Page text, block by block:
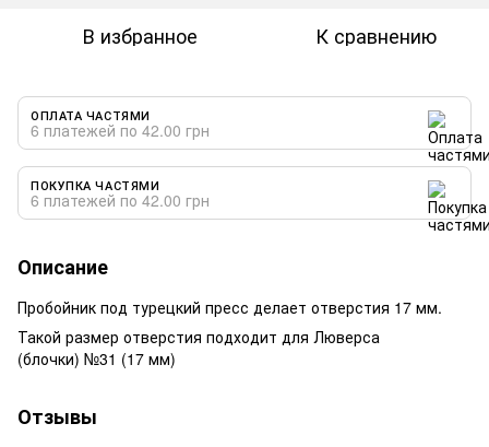
В избранное К сравнению
ОПЛАТА ЧАСТЯМИ
6 платежей по 42.00 грн
ПОКУПКА ЧАСТЯМИ
6 платежей по 42.00 грн
Описание
Пробойник под турецкий пресс делает отверстия 17 мм.
Такой размер отверстия подходит для Люверса
(блочки) №31 (17 мм)
Отзывы